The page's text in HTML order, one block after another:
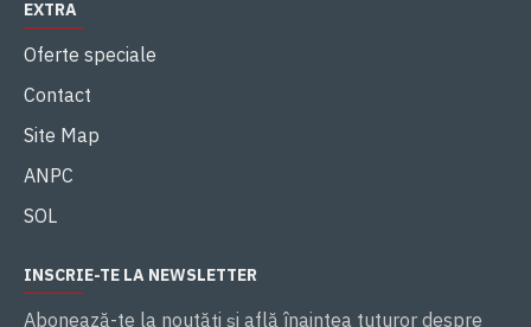
EXTRA
Oferte speciale
Contact
Site Map
ANPC
SOL
INSCRIE-TE LA NEWSLETTER
Abonează-te la noutăţi și află înaintea tuturor despre